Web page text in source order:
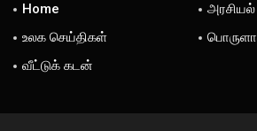
Home
அரசியல்
உலக செய்திகள்
வீட்டுக் கடன்